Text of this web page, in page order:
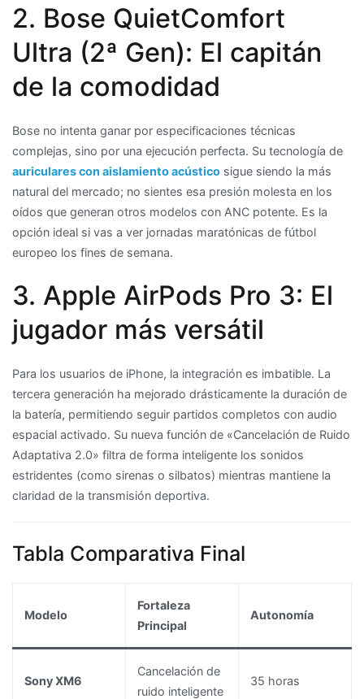
2. Bose QuietComfort
Ultra (2ª Gen): El capitán
de la comodidad
Bose no intenta ganar por especificaciones técnicas
complejas, sino por una ejecución perfecta. Su tecnología de
auriculares con aislamiento acústico sigue siendo la más
natural del mercado; no sientes esa presión molesta en los
oídos que generan otros modelos con ANC potente. Es la
opción ideal si vas a ver jornadas maratónicas de fútbol
europeo los fines de semana.
3. Apple AirPods Pro 3: El
jugador más versátil
Para los usuarios de iPhone, la integración es imbatible. La
tercera generación ha mejorado drásticamente la duración de
la batería, permitiendo seguir partidos completos con audio
espacial activado. Su nueva función de «Cancelación de Ruido
Adaptativa 2.0» filtra de forma inteligente los sonidos
estridentes (como sirenas o silbatos) mientras mantiene la
claridad de la transmisión deportiva.
Tabla Comparativa Final
Modelo
Fortaleza
Principal
Autonomía
Sony XM6
Cancelación de
ruido inteligente
35 horas